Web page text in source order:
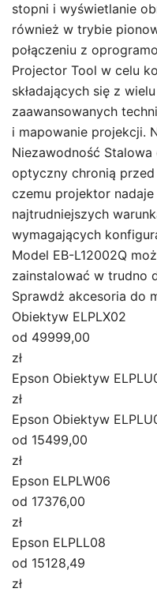
stopni i wyświetlanie
również w trybie
połączeniu z
Projector Tool w celu
składających się z
zaawansowanych
i mapowanie projekcji.
Niezawodność Stalowa
optyczny chronią
czemu projektor
najtrudniejszych
wymagających
Model EB-L12002Q
zainstalować w trudno
Sprawdż akcesoria do
Obiektyw ELPLX02
od 49999,00
zł
Epson Obiektyw
zł
Epson Obiektyw
od 15499,00
zł
Epson ELPLW06
od 17376,00
zł
Epson ELPLL08
od 15128,49
zł